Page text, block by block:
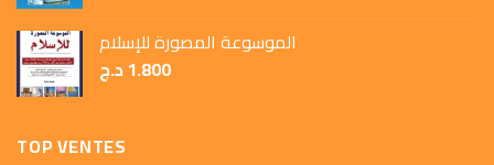
الموسوعة المصورة للإسلام
1.800د.ج
TOP VENTES